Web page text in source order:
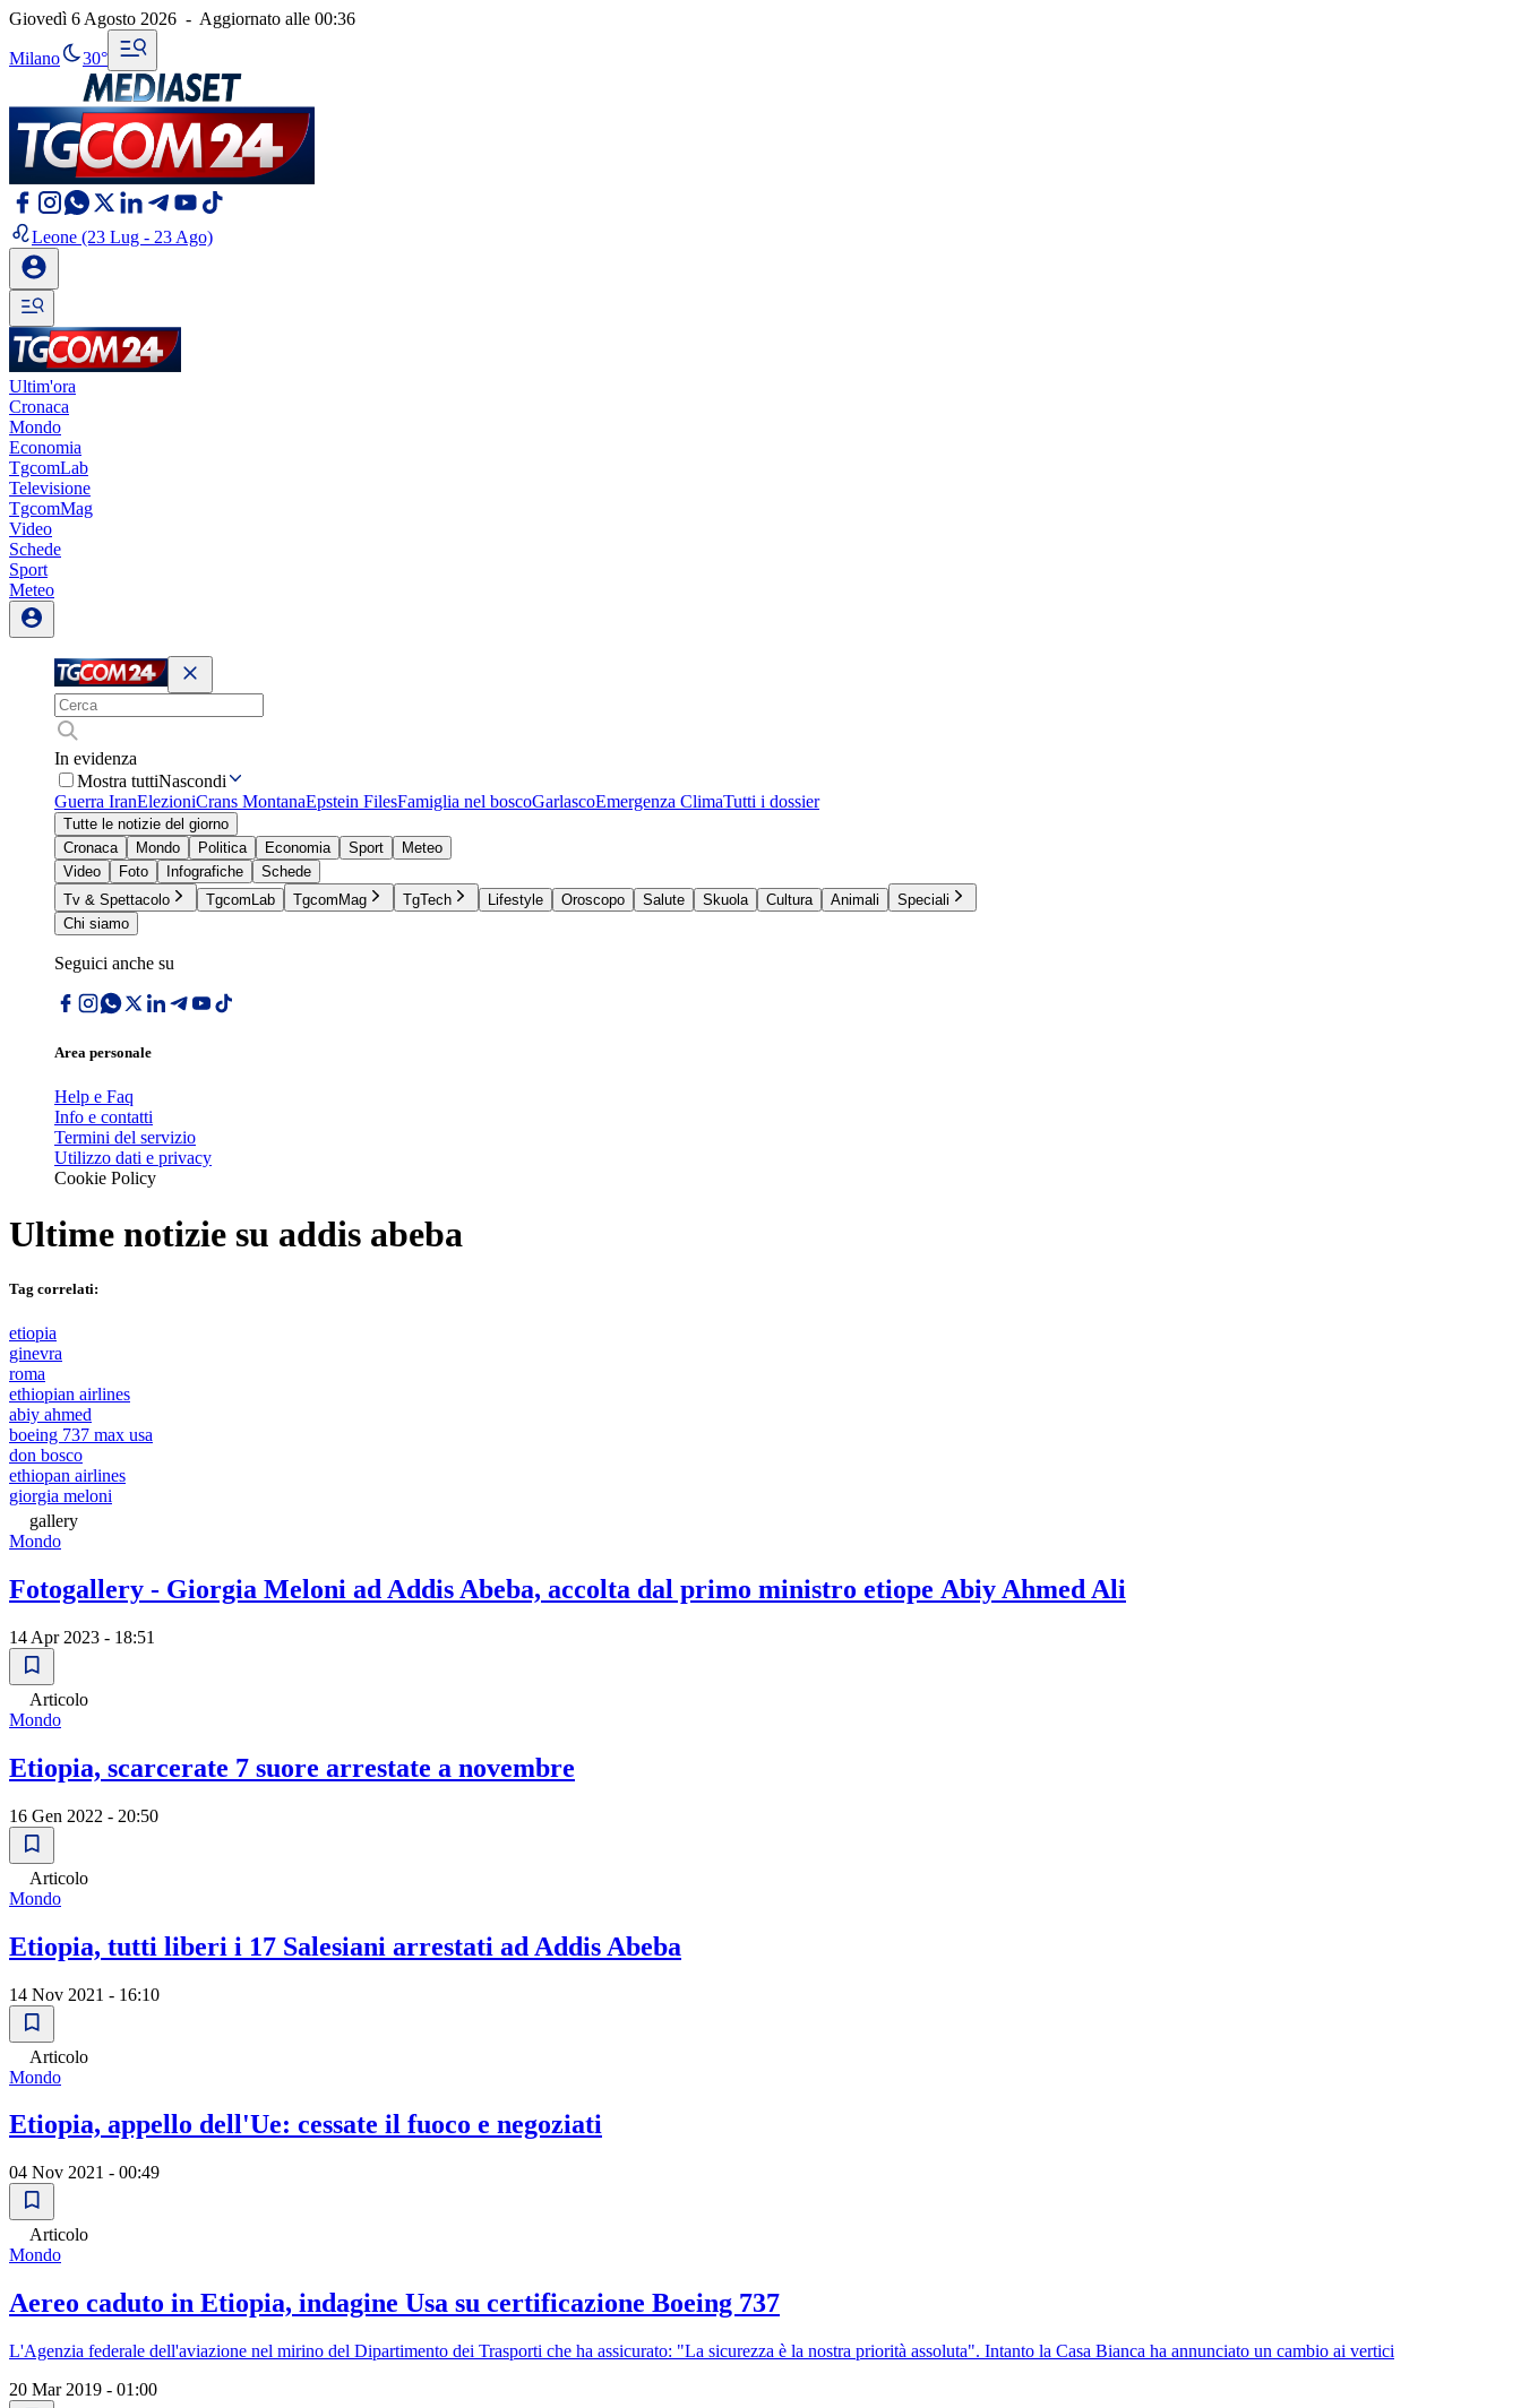
Giovedì 6 Agosto 2026 - Aggiornato alle 00:36
Milano 30°
Leone (23 Lug - 23 Ago)
Ultim'ora
Cronaca
Mondo
Economia
TgcomLab
Televisione
TgcomMag
Video
Schede
Sport
Meteo
In evidenza
Mostra tuttiNascondi
Guerra IranElezioniCrans MontanaEpstein FilesFamiglia nel boscoGarlascoEmergenza ClimaTutti i dossier
Tutte le notizie del giorno
Cronaca
Mondo Politica Economia Sport
Meteo
Video
Foto Infografiche
Schede
Tv & Spettacolo
TgcomLab TgcomMag TgTech Lifestyle Oroscopo Salute Skuola Cultura Animali
Speciali
Chi siamo
Seguici anche su
Area personale
Help e Faq
Info e contatti
Termini del servizio
Utilizzo dati e privacy
Cookie Policy
Ultime notizie su addis abeba
Tag correlati:
etiopia
ginevra
roma
ethiopian airlines
abiy ahmed
boeing 737 max usa
don bosco
ethiopan airlines
giorgia meloni
gallery
Mondo
Fotogallery - Giorgia Meloni ad Addis Abeba, accolta dal primo ministro etiope Abiy Ahmed Ali
14 Apr 2023 - 18:51
Articolo
Mondo
Etiopia, scarcerate 7 suore arrestate a novembre
16 Gen 2022 - 20:50
Articolo
Mondo
Etiopia, tutti liberi i 17 Salesiani arrestati ad Addis Abeba
14 Nov 2021 - 16:10
Articolo
Mondo
Etiopia, appello dell'Ue: cessate il fuoco e negoziati
04 Nov 2021 - 00:49
Articolo
Mondo
Aereo caduto in Etiopia, indagine Usa su certificazione Boeing 737
L'Agenzia federale dell'aviazione nel mirino del Dipartimento dei Trasporti che ha assicurato: "La sicurezza è la nostra priorità assoluta". Intanto la Casa Bianca ha annunciato un cambio ai vertici
20 Mar 2019 - 01:00